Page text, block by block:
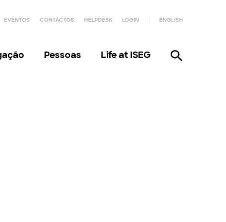
EVENTOS CONTACTOS HELPDESK LOGIN ENGLISH
Pessoas Life at ISEG